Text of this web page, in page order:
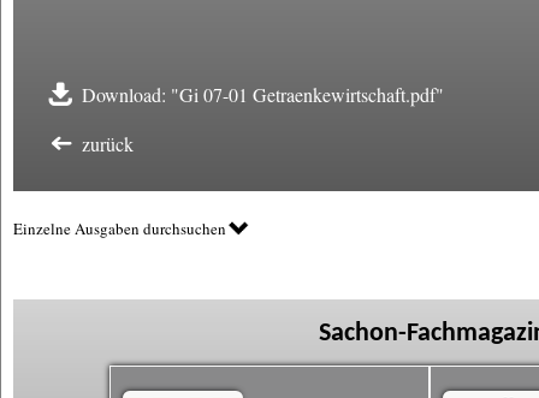
Download: "Gi 07-01 Getraenkewirtschaft.pdf"
zurück
Einzelne Ausgaben durchsuchen
Sachon-